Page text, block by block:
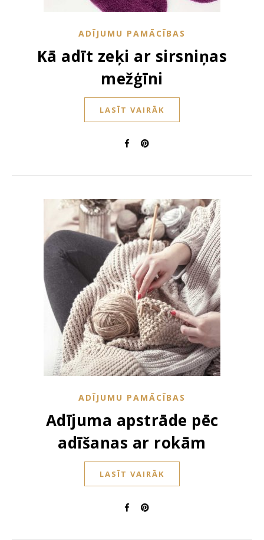
ADĪJUMU PAMĀCĪBAS
Kā adīt zeķi ar sirsniņas
mežģīni
LASĪT VAIRĀK
ADĪJUMU PAMĀCĪBAS
Adījuma apstrāde pēc
adīšanas ar rokām
LASĪT VAIRĀK